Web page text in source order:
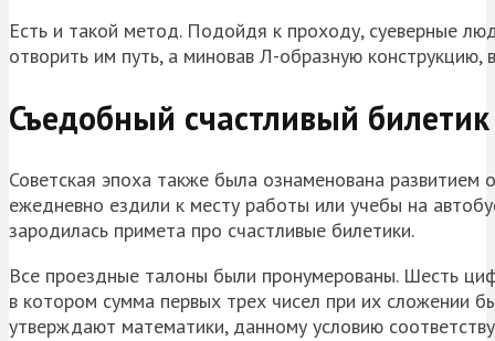
Есть и такой метод. Подойдя к проходу, суеверные
отворить им путь, а миновав Л-образную конструкцию,
Съедобный счастливый билетик
Советская эпоха также была ознаменована
ежедневно ездили к месту работы или учебы на
зародилась примета про счастливые билетики.
Все проездные талоны были пронумерованы. Шесть
в котором сумма первых трех чисел при их сложении
утверждают математики, данному условию